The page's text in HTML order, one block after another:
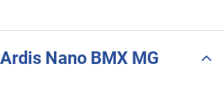
Nano BMX MG